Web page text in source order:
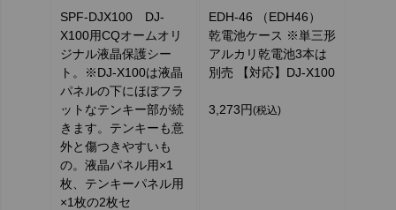
SPF-DJX100 DJ-
X100用CQオームオリ
ジナル液晶保護シー
ト。※DJ-X100は液晶
パネルの下にほぼフラ
ットなテンキー部が続
きます。テンキーも意
外と傷つきやすいも
の。液晶パネル用×1
枚、テンキーパネル用
×1枚の2枚セ
EDH-46 （EDH46）
乾電池ケース ※単三形
アルカリ乾電池3本は
別売 【対応】DJ-X100
3,273円(税込)